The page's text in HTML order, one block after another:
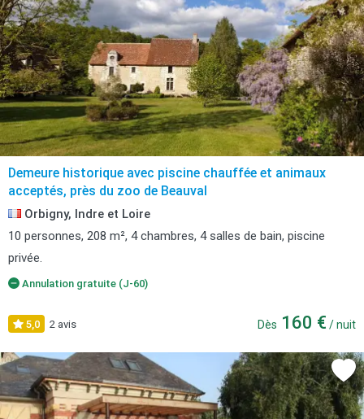
Demeure historique avec piscine chauffée et animaux
acceptés, près du zoo de Beauval
Orbigny, Indre et Loire
10 personnes, 208 m², 4 chambres, 4 salles de bain, piscine
privée.
Annulation gratuite (J-60)
5,0 2 avis Dès 160 € / nuit